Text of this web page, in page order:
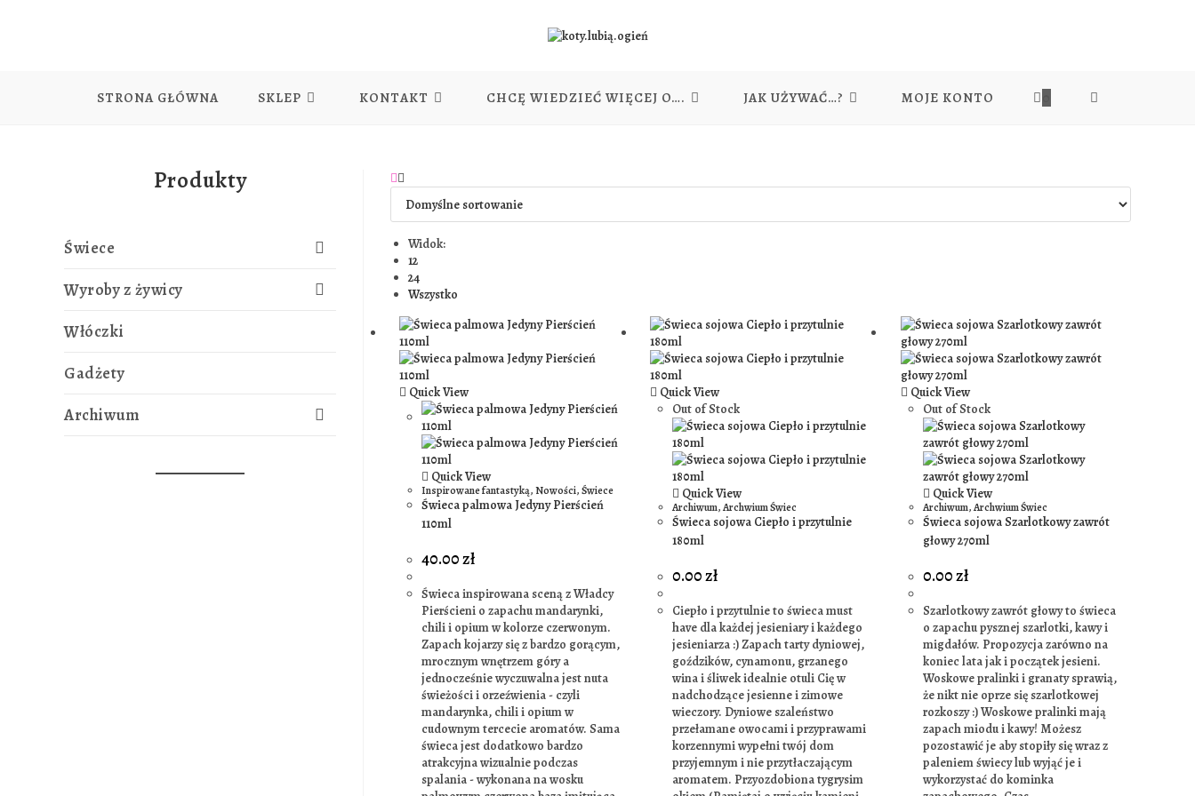
STRONA GŁÓWNA SKLEP KONTAKT CHCĘ WIEDZIEĆ WIĘCEJ O…. JAK UŻYWAĆ…? MOJE KONTO TOGGLE
SEARCH
Widok:
12
24
Wszystko
Quick View
Quick View
Inspirowane fantastyką,Nowości,Świece
Świeca palmowa Jedyny Pierścień
110ml
40.00zł
Świeca inspirowana sceną z Władcy
Pierścieni o zapachu mandarynki,
chili i opium w kolorze czerwonym.
Zapach kojarzy się z bardzo gorącym,
mrocznym wnętrzem góry a
jednocześnie wyczuwalna jest nuta
świeżości i orzeźwienia - czyli
mandarynka, chili i opium w
cudownym tercecie aromatów. Sama
świeca jest dodatkowo bardzo
atrakcyjna wizualnie podczas
spalania - wykonana na wosku
Quick View
Out of Stock
Quick View
Archiwum,Archwium Świec
Świeca sojowa Ciepło i przytulnie
180ml
0.00zł
Ciepło i przytulnie to świeca must
have dla każdej jesieniary i każdego
jesieniarza :) Zapach tarty dyniowej,
goździków, cynamonu, grzanego
wina i śliwek idealnie otuli Cię w
nadchodzące jesienne i zimowe
wieczory. Dyniowe szaleństwo
przełamane owocami i przyprawami
korzennymi wypełni twój dom
przyjemnym i nie przytłaczającym
aromatem. Przyozdobiona tygrysim
Quick View
Out of Stock
Quick View
Archiwum,Archwium Świec
Świeca sojowa Szarlotkowy zawrót
głowy 270ml
0.00zł
Szarlotkowy zawrót głowy to świeca
o zapachu pysznej szarlotki, kawy i
migdałów. Propozycja zarówno na
koniec lata jak i początek jesieni.
Woskowe pralinki i granaty sprawią,
że nikt nie oprze się szarlotkowej
rozkoszy :) Woskowe pralinki mają
zapach miodu i kawy! Możesz
pozostawić je aby stopiły się wraz z
paleniem świecy lub wyjąć je i
wykorzystać do kominka
Produkty
Świece
Wyroby z żywicy
Włóczki
Gadżety
Archiwum